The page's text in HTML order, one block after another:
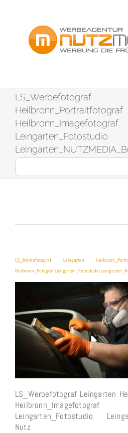
Heilbronn_Portraitfotograf
Heilbronn_Imagefotograf
Leingarten_Fotostudio
Suche
nach:
LS_Werbefotograf Leingarten
Heilbronn_Fotograf Leingarten_Fotostudio
LS_Werbefotograf Leingarten
Heilbronn_Imagefotograf
Leingarten_Fotostudio
Nutz